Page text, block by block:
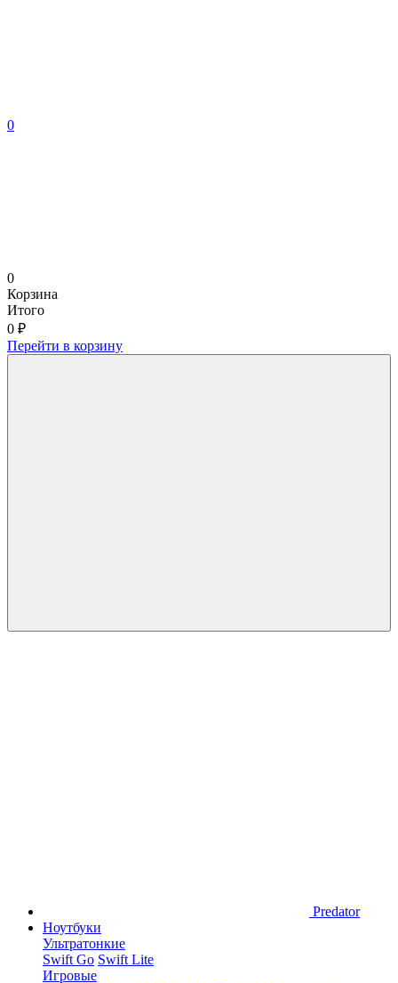
0
0
Корзина
Итого
0 ₽
Перейти в корзину
Predator
Ноутбуки
Ультратонкие
Swift Go Swift Lite
Игровые